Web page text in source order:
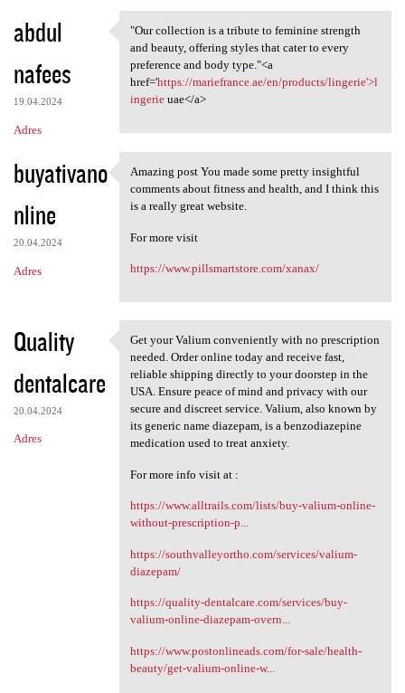
abdul
nafees
19.04.2024
Adres
"Our collection is a tribute
"Our collection is a tribute to feminine strength
and beauty, offering styles that cater to every
preference and body type."<a
href='https://mariefrance.ae/en/products/lingerie'>l
ingerieuae</a>
buyativano
nline
20.04.2024
Adres
Amazing post You made some
Amazing post You made some pretty insightful
comments about fitness and health, and I think this
is a really great website.
For more visit
https://www.pillsmartstore.com/xanax/
Quality
dentalcare
20.04.2024
Adres
Get your Valium conveniently
Get your Valium conveniently with no prescription
needed. Order online today and receive fast,
reliable shipping directly to your doorstep in the
USA. Ensure peace of mind and privacy with our
secure and discreet service. Valium, also known by
its generic name diazepam, is a benzodiazepine
medication used to treat anxiety.
For more info visit at :
https://www.alltrails.com/lists/buy-valium-online-
without-prescription-p...
https://southvalleyortho.com/services/valium-
diazepam/
https://quality-dentalcare.com/services/buy-
valium-online-diazepam-overn...
https://www.postonlineads.com/for-sale/health-
beauty/get-valium-online-w...